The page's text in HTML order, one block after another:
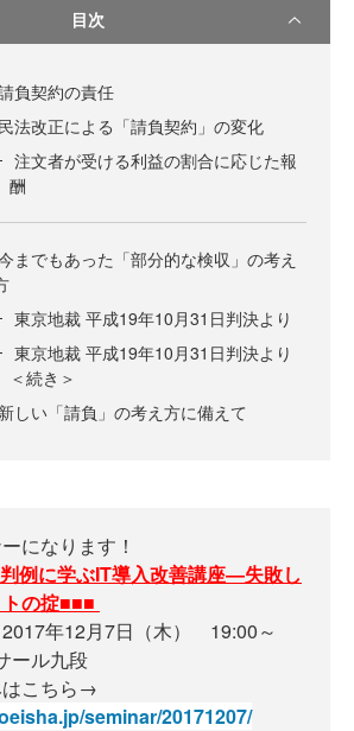
目次
負契約の責任
民法改正による「請負契約」の変化
注文者が受ける利益の割合に応じた報
酬
までもあった「部分的な検収」の考え
東京地裁 平成19年10月31日判決より
東京地裁 平成19年10月31日判決より
＜続き＞
新しい「請負」の考え方に備えて
になります！
例に学ぶIT導入改善講座―失敗し
の掟■■■
年12月7日（木） 19:00～
ール九段
はこちら→
seminar/20171207/